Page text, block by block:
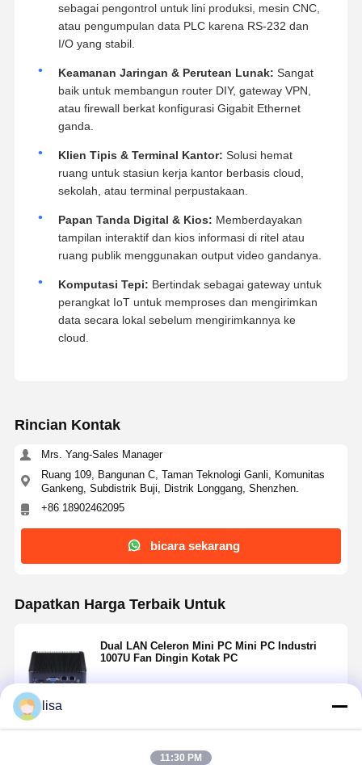
sebagai pengontrol untuk lini produksi, mesin CNC,
atau pengumpulan data PLC karena RS-232 dan
I/O yang stabil.
Keamanan Jaringan & Perutean Lunak: Sangat
baik untuk membangun router DIY, gateway VPN,
atau firewall berkat konfigurasi Gigabit Ethernet
ganda.
Klien Tipis & Terminal Kantor: Solusi hemat
ruang untuk stasiun kerja kantor berbasis cloud,
sekolah, atau terminal perpustakaan.
Papan Tanda Digital & Kios: Memberdayakan
tampilan interaktif dan kios informasi di ritel atau
ruang publik menggunakan output video gandanya.
Komputasi Tepi: Bertindak sebagai gateway untuk
perangkat IoT untuk memproses dan mengirimkan
data secara lokal sebelum mengirimkannya ke
cloud.
Rincian Kontak
Mrs. Yang-Sales Manager
Ruang 109, Bangunan C, Taman Teknologi Ganli, Komunitas
Gankeng, Subdistrik Buji, Distrik Longgang, Shenzhen.
+86 18902462095
bicara sekarang
Dapatkan Harga Terbaik Untuk
Dual LAN Celeron Mini PC Mini PC Industri
1007U Fan Dingin Kotak PC
Terus
lisa
11:30 PM